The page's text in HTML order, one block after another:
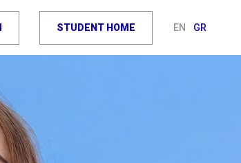
STUDENT HOME EN GR